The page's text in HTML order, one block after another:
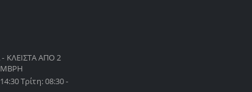
ΑΠΟ 2
Τρίτη: 08:30 -